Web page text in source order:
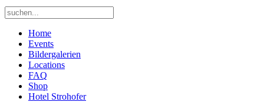
Home
Events
Bildergalerien
Locations
FAQ
Shop
Hotel Strohofer